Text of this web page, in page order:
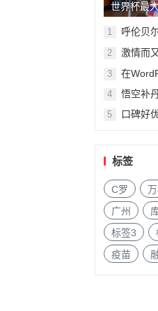
世界杯最
1
呼伦贝
2
激情而
3 在
4 悟空补
5
口碑好
标签
C罗
广州
标签3
疫苗